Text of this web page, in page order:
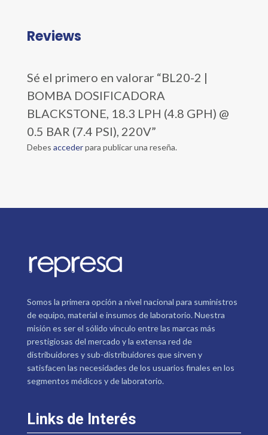
Reviews
Sé el primero en valorar “BL20-2 |
BOMBA DOSIFICADORA
BLACKSTONE, 18.3 LPH (4.8 GPH) @
0.5 BAR (7.4 PSI), 220V”
Debes accederpara publicar una reseña.
Somos la primera opción a nivel nacional para suministros
de equipo, material e insumos de laboratorio. Nuestra
misión es ser el sólido vínculo entre las marcas más
prestigiosas del mercado y la extensa red de
distribuidores y sub-distribuidores que sirven y
satisfacen las necesidades de los usuarios finales en los
segmentos médicos y de laboratorio.
Links de Interés